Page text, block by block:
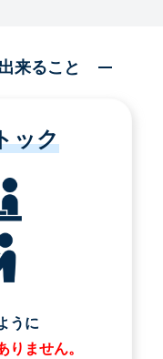
来ること
ック
うに
ません。